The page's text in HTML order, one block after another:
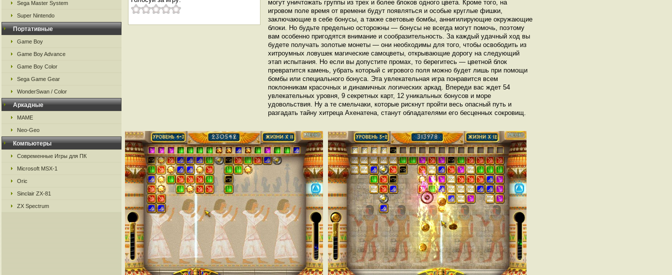
Sega Master System
Super Nintendo
Портативные
Game Boy
Game Boy Advance
Game Boy Color
Sega Game Gear
WonderSwan / Color
Аркадные
MAME
Neo-Geo
Компьютеры
Современные Игры для ПК
Microsoft MSX-1
Oric
Sinclair ZX-81
ZX Spectrum
могут уничтожать группы из трех и более блоков одного цвета. Кроме того, на
игровом поле время от времени будут появляться и особые круглые фишки,
заключающие в себе бонусы, а также световые бомбы, аннигилирующие окружающие
блоки. Но будьте предельно осторожны — бонусы не всегда могут помочь, поэтому
вам особенно пригодятся внимание и сообразительность. За каждый удачный ход вы
будете получать золотые монеты — они необходимы для того, чтобы освободить из
хитроумных ловушек магические самоцветы, открывающие дорогу на следующий
этап испытания. Но если вы допустите промах, то берегитесь — цветной блок
превратится камень, убрать который с игрового поля можно будет лишь при помощи
бомбы или специального бонуса. Эта увлекательная игра понравится всем
поклонникам красочных и динамичных логических аркад. Впереди вас ждет 54
увлекательных уровня, 9 секретных карт, 12 уникальных бонусов и море
удовольствия. Ну а те смельчаки, которые рискнут пройти весь опасный путь и
разгадать тайну хитреца Ахенатена, станут обладателями его бесценных сокровищ.